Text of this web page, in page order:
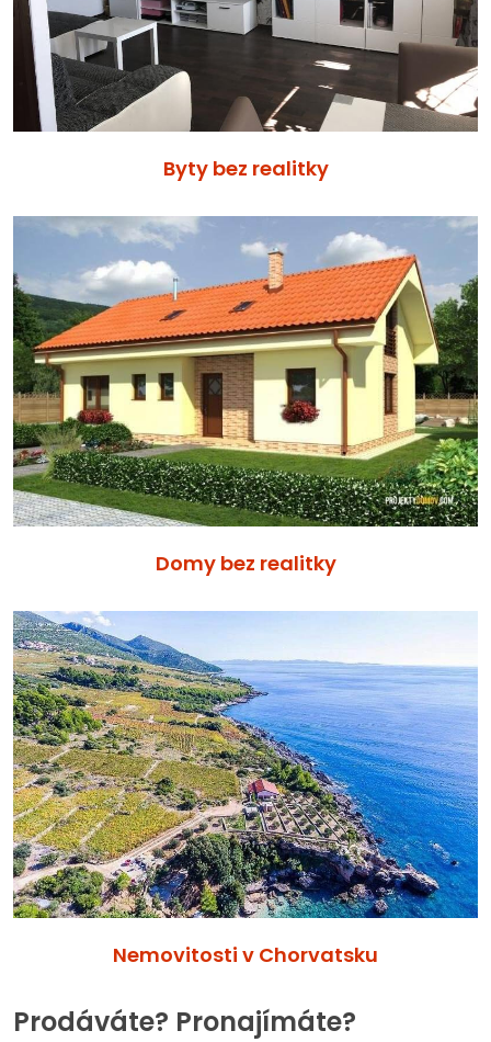
Byty bez realitky
Domy bez realitky
Nemovitosti v Chorvatsku
Prodáváte? Pronajímáte?